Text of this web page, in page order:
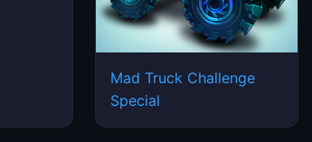
Mad Truck Challenge
Special